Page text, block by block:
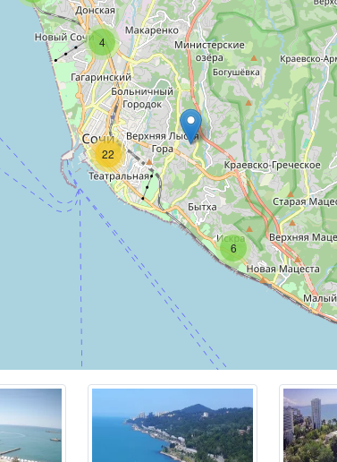
курортный город России,
Краснодарском крае, недалеко от границы с
Краснодара, в 550 км к югу отРостова-на-Донуи в
вдоль Черноморского побережья на 150
городом в Европе.
177 км², в нем проживают около 466
города Краснодарского края после
центром муниципального
как Большой Сочи с населением уже более 564
на 4 района: Центральный,Адлерский,
21 апреля 1838 года в устье реки Сочи на
военного поселения времен Кавказской войны
один из крупнейших экономических,
центров на юго-западе России. В городе
Сочи, а также целых шесть ЖД
Лоо и Красная Поляна.
6
4
22